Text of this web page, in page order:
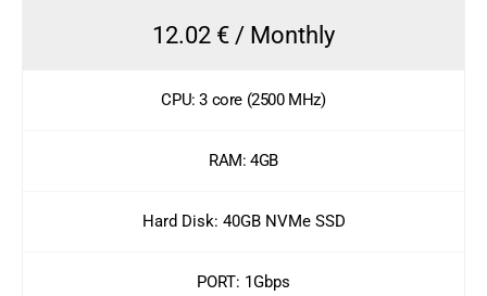
12.02 € / Monthly
CPU: 3 core (2500 MHz)
RAM: 4GB
Hard Disk: 40GB NVMe SSD
PORT: 1Gbps